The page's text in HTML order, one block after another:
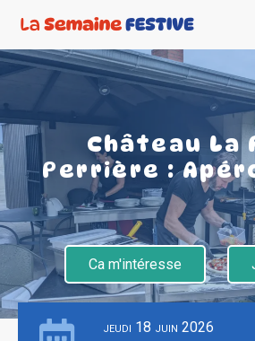
Château La
Perrière :
Ca m'intéresse
jeudi 18 juin 2026